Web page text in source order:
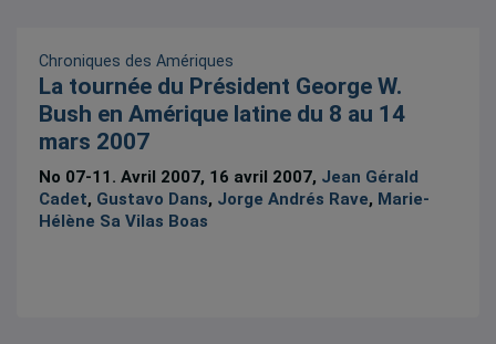
Chroniques des Amériques
La tournée du Président George W.
Bush en Amérique latine du 8 au 14
mars 2007
No 07-11. Avril 2007, 16 avril 2007, Jean Gérald
Cadet, Gustavo Dans, Jorge Andrés Rave, Marie-
Hélène Sa Vilas Boas